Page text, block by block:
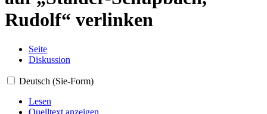
Rudolf“ verlinken
Seite
Diskussion
Deutsch (Sie-Form)
Lesen
Quelltext anzeigen